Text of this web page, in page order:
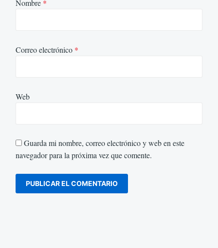
Nombre *
Correo electrónico *
Web
Guarda mi nombre, correo electrónico y web en este
navegador para la próxima vez que comente.